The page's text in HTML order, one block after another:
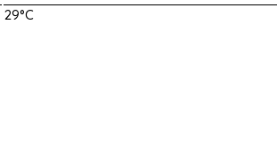
29°C